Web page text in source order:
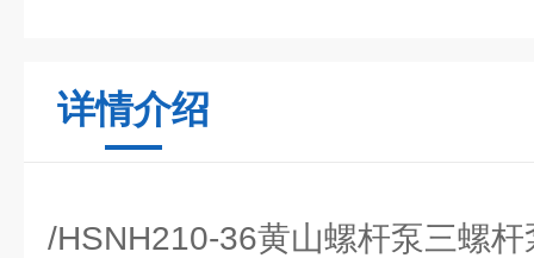
详情介绍
/HSNH210-36黄山螺杆泵三螺